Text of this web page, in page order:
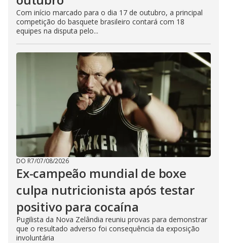
Com início marcado para o dia 17 de outubro, a principal
competição do basquete brasileiro contará com 18
equipes na disputa pelo...
DO R7/07/08/2026
Ex-campeão mundial de boxe
culpa nutricionista após testar
positivo para cocaína
Pugilista da Nova Zelândia reuniu provas para demonstrar
que o resultado adverso foi consequência da exposição
involuntária